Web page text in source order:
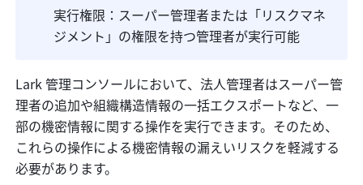
実行権限：スーパー管理者または「リスクマネ
ジメント」の権限を持つ管理者が実行可能
Lark 管理コンソールにおいて、法人管理者はスーパー管
理者の追加や組織構造情報の一括エクスポートなど、一
部の機密情報に関する操作を実行できます。そのため、
これらの操作による機密情報の漏えいリスクを軽減する
必要があります。